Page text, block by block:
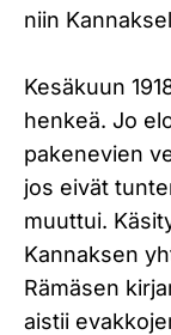
niin
Kesäkuun
henkeä. Jo
pakenevien
jos eivät
muuttui.
Kannaksen
Rämäsen
aistii